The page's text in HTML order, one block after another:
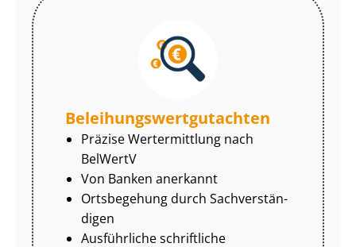
Be­lei­hungs­wert­gut­ach­ten
Präzise Wertermittlung nach
BelWertV
Von Banken anerkannt
Ortsbegehung durch Sach­ver­stän­
di­gen
Ausführliche schriftliche